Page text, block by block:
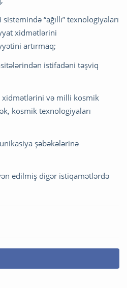
“ağıllı” texnologiyaları
xidmətlərini
artırmaq;
istifadəni təşviq
xidmətlərini və milli kosmik
kosmik texnologiyaları
şəbəkələrinə
edilmiş digər istiqamətlərdə